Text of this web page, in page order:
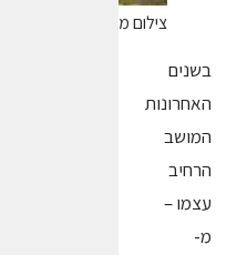
צילום מאתר ספסופה על
בשנים
האחרונות
המושב
הרחיב
עצמו –
מ-